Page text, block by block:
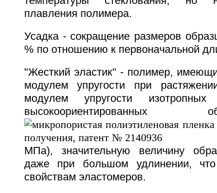
плавления полимера.
Усадка - сокращение размеров
% по отношению к первоначальной
"Жесткий эластик" - полимер,
модулем упругости при
модулем упругости
МПа), значительную величину
даже при большом удлинении,
свойствам эластомеров.